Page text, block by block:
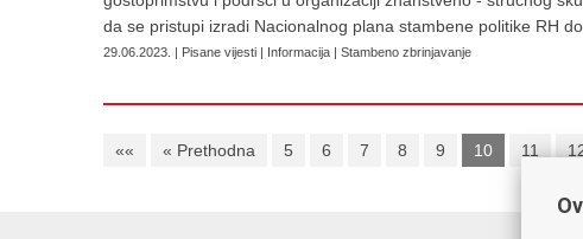
da se pristupi izradi Nacionalnog plana stambene politike RH
29.06.2023. | Pisane vijesti | Informacija | Stambeno zbrinjavanje
«« « Prethodna 5 6 7 8 9 10 11